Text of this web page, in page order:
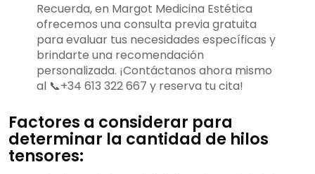
Recuerda, en Margot Medicina Estética
ofrecemos una consulta previa gratuita
para evaluar tus necesidades específicas y
brindarte una recomendación
personalizada. ¡Contáctanos ahora mismo
al 📞+34 613 322 667 y reserva tu cita!
Factores a considerar para
determinar la cantidad de hilos
tensores: